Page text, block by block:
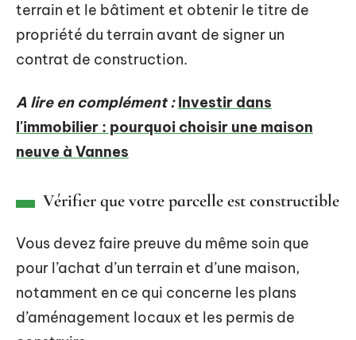
terrain et le bâtiment et obtenir le titre de
propriété du terrain avant de signer un
contrat de construction.
A lire en complément : Investir dans
l'immobilier : pourquoi choisir une maison
neuve à Vannes
Vérifier que votre parcelle est constructible
Vous devez faire preuve du même soin que
pour l’achat d’un terrain et d’une maison,
notamment en ce qui concerne les plans
d’aménagement locaux et les permis de